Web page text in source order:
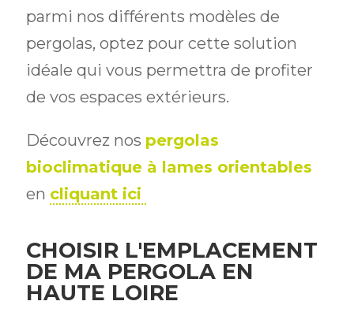
parmi nos différents modèles de
pergolas, optez pour cette solution
idéale qui vous permettra de profiter
de vos espaces extérieurs.
Découvrez nos pergolas
bioclimatique à lames orientables
en cliquant ici
CHOISIR L'EMPLACEMENT
DE MA PERGOLA EN
HAUTE LOIRE